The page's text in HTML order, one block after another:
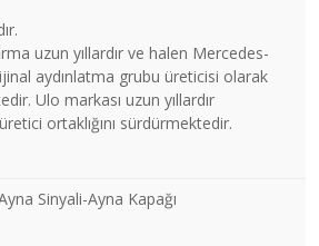
uzun yıllardır ve halen Mercedes-
aydınlatma grubu üreticisi olarak
Ulo markası uzun yıllardır
ortaklığını sürdürmektedir.
Sinyali-Ayna Kapağı